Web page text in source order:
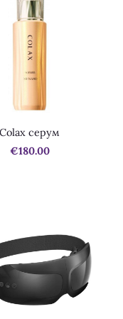
Colax серум
€180.00